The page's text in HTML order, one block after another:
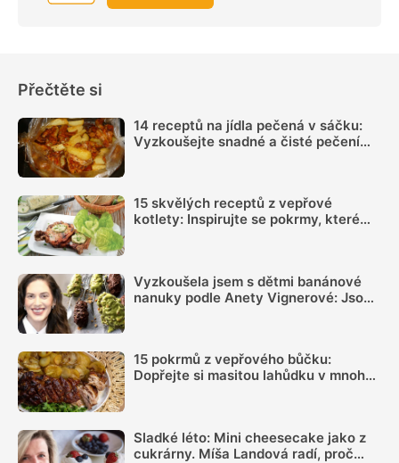
Přečtěte si
14 receptů na jídla pečená v sáčku:
Vyzkoušejte snadné a čisté pečení
15 skvělých receptů z vepřové
kotlety: Inspirujte se pokrmy, které
Vyzkoušela jsem s dětmi banánové
nanuky podle Anety Vignerové: Jsou
15 pokrmů z vepřového bůčku:
Dopřejte si masitou lahůdku v mnoha
Sladké léto: Mini cheesecake jako z
cukrárny. Míša Landová radí, proč